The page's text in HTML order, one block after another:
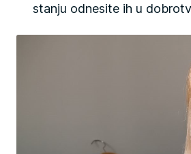
stanju odnesite ih u